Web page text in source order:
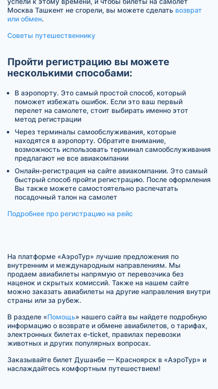
Москва Ташкент не сгорели, вы можете сделать возврат
или обмен.
Советы путешественнику
Пройти регистрацию вы можете
несколькими способами:
В аэропорту. Это самый простой способ, который
поможет избежать ошибок. Если это ваш первый
перелет на самолете, стоит выбирать именно этот
метод регистрации
Через терминалы самообслуживания, которые
находятся в аэропорту. Обратите внимание,
возможность использовать терминал самообслуживания
предлагают не все авиакомпании
Онлайн-регистрация на сайте авиакомпании. Это самый
быстрый способ пройти регистрацию. После оформления
Вы также можете самостоятельно распечатать
посадочный талон на самолет
Подробнее про регистрацию на рейс
На платформе «АэроТур» лучшие предложения по
внутренним и международным направлениям. Мы
продаем авиабилеты напрямую от перевозчика без
наценок и скрытых комиссий. Также на нашем сайте
можно заказать авиабилеты на другие направления внутри
страны или за рубеж.
В разделе «Помощь» нашего сайта вы найдете подробную
информацию о возврате и обмене авиабилетов, о тарифах,
электронных билетах e-ticket, правилах перевозки
животных и других популярных вопросах.
Заказывайте билет Душанбе — Красноярск в «АэроТур» и
наслаждайтесь комфортным путешествием!